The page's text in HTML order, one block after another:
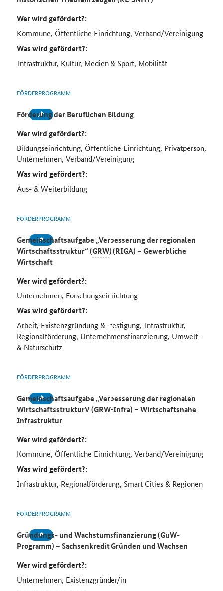
Wer wird gefördert?:
Kommune, Öffentliche Einrichtung, Verband/Vereinigung
Was wird gefördert?:
Infrastruktur, Kultur, Medien & Sport, Mobilität
FÖRDERPROGRAMM
Förderung der Beruflichen Bildung
Wer wird gefördert?:
Bildungseinrichtung, Öffentliche Einrichtung, Privatperson,
Unternehmen, Verband/Vereinigung
Was wird gefördert?:
Aus- & Weiterbildung
FÖRDERPROGRAMM
Gemeinschaftsaufgabe „Verbesserung der regionalen
Wirtschaftsstruktur“ (GRW) (RIGA) – Gewerbliche
Wirtschaft
Wer wird gefördert?:
Unternehmen, Forschungseinrichtung
Was wird gefördert?:
Arbeit, Existenzgründung & -festigung, Infrastruktur,
Regionalförderung, Unternehmensfinanzierung, Umwelt-
& Naturschutz
FÖRDERPROGRAMM
Gemeinschaftsaufgabe „Verbesserung der regionalen
WirtschaftsstrukturV (GRW-Infra) – Wirtschaftsnahe
Infrastruktur
Wer wird gefördert?:
Kommune, Öffentliche Einrichtung, Verband/Vereinigung
Was wird gefördert?:
Infrastruktur, Regionalförderung, Smart Cities & Regionen
FÖRDERPROGRAMM
Gründungs- und Wachstumsfinanzierung (GuW-
Programm) – Sachsenkredit Gründen und Wachsen
Wer wird gefördert?:
Unternehmen, Existenzgründer/in